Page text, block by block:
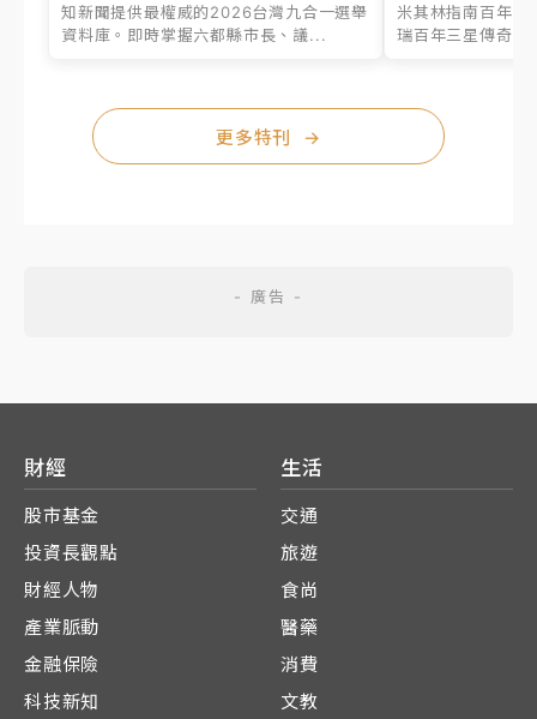
知新聞提供最權威的2026台灣九合一選舉
資料庫。即時掌握六都縣市長、議...
米其林指南百年之
瑞百年三星傳奇、
更多特刊 →
財經
股市基金
投資長觀點
財經人物
產業脈動
金融保險
科技新知
生活
交通
旅遊
食尚
醫藥
消費
文教